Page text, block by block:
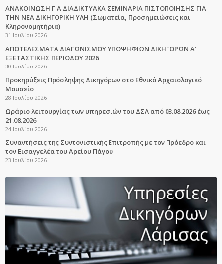
ΑΝΑΚΟΙΝΩΣΗ ΓΙΑ ΔΙΑΔΙΚΤΥΑΚΑ ΣΕΜΙΝΑΡΙΑ ΠΙΣΤΟΠΟΙΗΣΗΣ ΓΙΑ
ΤΗΝ ΝΕΑ ΔΙΚΗΓΟΡΙΚΗ ΥΛΗ (Σωματεία, Προσημειώσεις και
Κληρονομητήρια)
31 Ιουλίου 2026
ΑΠΟΤΕΛΕΣΜΑΤΑ ΔΙΑΓΩΝΙΣΜΟΥ ΥΠΟΨΗΦΙΩΝ ΔΙΚΗΓΟΡΩΝ Α’
ΕΞΕΤΑΣΤΙΚΗΣ ΠΕΡΙΟΔΟΥ 2026
30 Ιουλίου 2026
Προκηρύξεις Πρόσληψης Δικηγόρων στο Εθνικό Αρχαιολογικό
Μουσείο
28 Ιουλίου 2026
Ωράριο λειτουργίας των υπηρεσιών του ΔΣΛ από 03.08.2026 έως
21.08.2026
24 Ιουλίου 2026
Συναντήσεις της Συντονιστικής Επιτροπής με τον Πρόεδρο και
τον Εισαγγελέα του Αρείου Πάγου
23 Ιουλίου 2026